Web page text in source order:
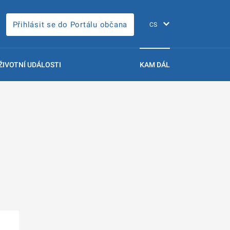
Přihlásit se do Portálu občana
UDÁLOSTI KAM DÁL